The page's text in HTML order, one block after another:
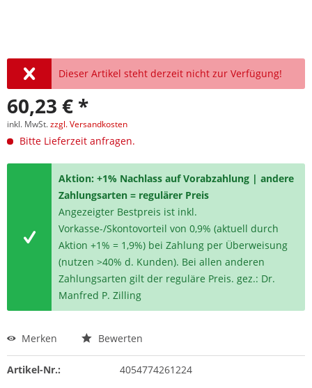
Dieser Artikel steht derzeit nicht zur Verfügung!
60,23 € *
inkl. MwSt.zzgl. Versandkosten
Bitte Lieferzeit anfragen.
Aktion: +1% Nachlass auf Vorabzahlung | andere
Zahlungsarten = regulärer Preis
Angezeigter Bestpreis ist inkl.
Vorkasse-/Skontovorteil von 0,9% (aktuell durch
Aktion +1% = 1,9%) bei Zahlung per Überweisung
(nutzen >40% d. Kunden). Bei allen anderen
Zahlungsarten gilt der reguläre Preis. gez.: Dr.
Manfred P. Zilling
Merken Bewerten
Artikel-Nr.: 4054774261224